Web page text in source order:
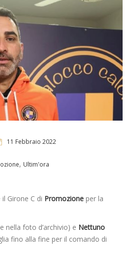
11 Febbraio 2022
, Ultim'ora
Girone C di Promozione per la
nella foto d’archivio) e Nettuno
fino alla fine per il comando di